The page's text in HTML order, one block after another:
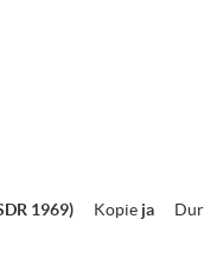
1969) Kopie ja